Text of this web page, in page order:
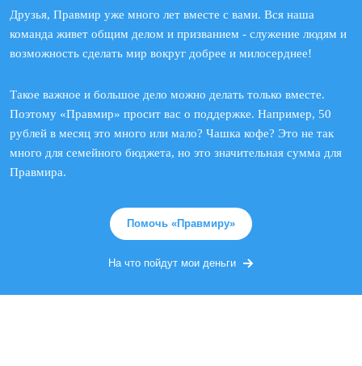
Друзья, Правмир уже много лет вместе с вами. Вся наша
команда живет общим делом и призванием - служение людям и
возможность сделать мир вокруг добрее и милосерднее!
Такое важное и большое дело можно делать только вместе.
Поэтому «Правмир» просит вас о поддержке. Например, 50
рублей в месяц это много или мало? Чашка кофе? Это не так
много для семейного бюджета, но это значительная сумма для
Правмира.
Помочь «Правмиру»
На что пойдут мои деньги